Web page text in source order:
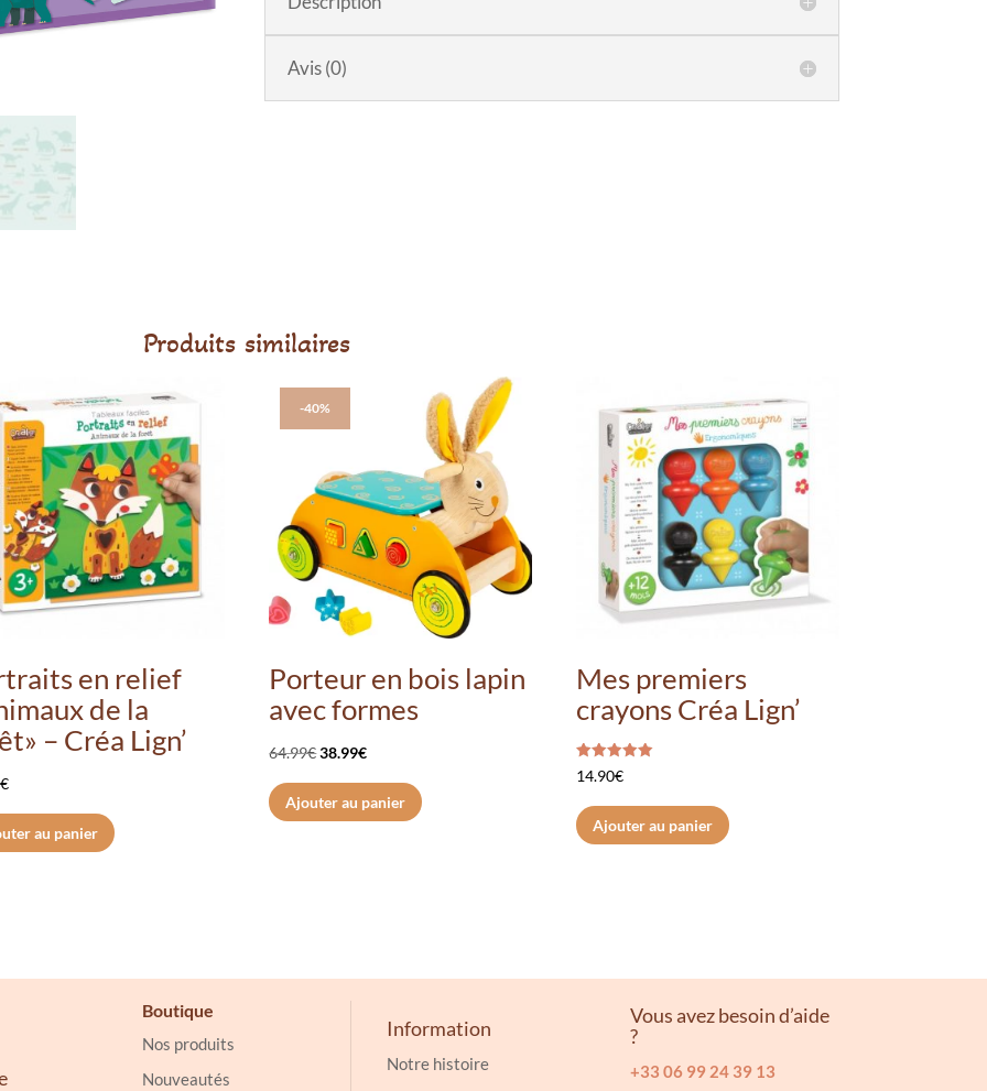
dinosaures
Avis (0)
Produits similaires
en relief
de la
– Créa Lign’
€
au panier
-40%
Porteur en bois lapin
avec formes
64.99€Le
prix
initial
38.99€Le
prix
actuel
Ajouter au panier
Mes premiers
crayons Créa Lign’
Note
5.00
14.90€
Ajouter au panier
Boutique
Nos produits
Nouveautés
Information
Notre histoire
Vous avez besoin d’aide
?
+33 06 99 24 39 13